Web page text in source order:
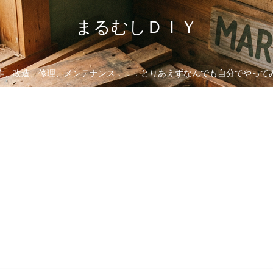
まるむしＤＩＹ
、改造、修理、メンテナンス．．．とりあえずなんでも自分でやって